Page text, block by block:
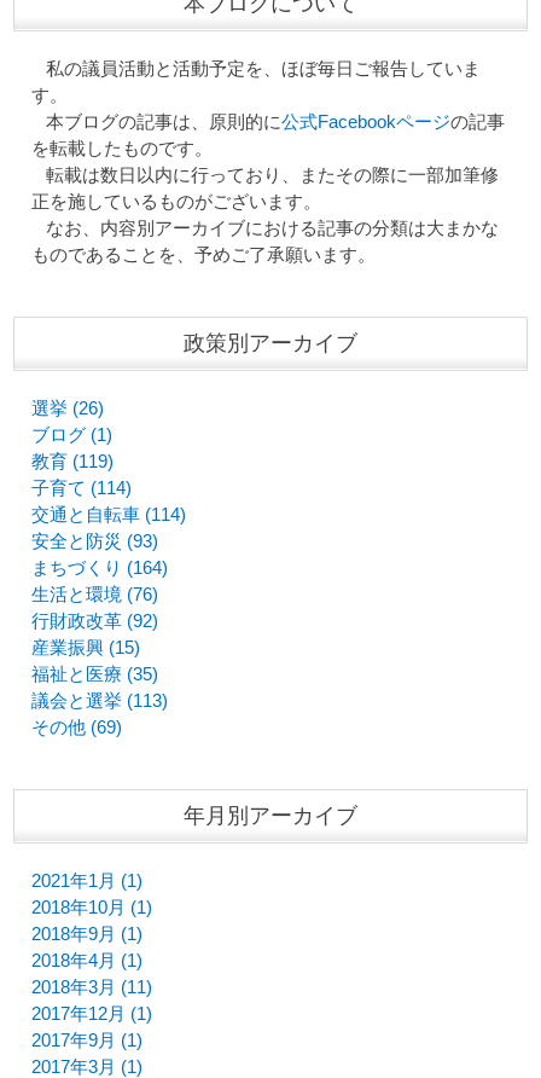
私の議員活動と活動予定を、ほぼ毎日ご報告していま
す。
本ブログの記事は、原則的に公式Facebookページの記事
を転載したものです。
転載は数日以内に行っており、またその際に一部加筆修
正を施しているものがございます。
なお、内容別アーカイブにおける記事の分類は大まかな
ものであることを、予めご了承願います。
政策別アーカイブ
選挙 (26)
ブログ (1)
教育 (119)
子育て (114)
交通と自転車 (114)
安全と防災 (93)
まちづくり (164)
生活と環境 (76)
行財政改革 (92)
産業振興 (15)
福祉と医療 (35)
議会と選挙 (113)
その他 (69)
年月別アーカイブ
2021年1月 (1)
2018年10月 (1)
2018年9月 (1)
2018年4月 (1)
2018年3月 (11)
2017年12月 (1)
2017年9月 (1)
2017年3月 (1)